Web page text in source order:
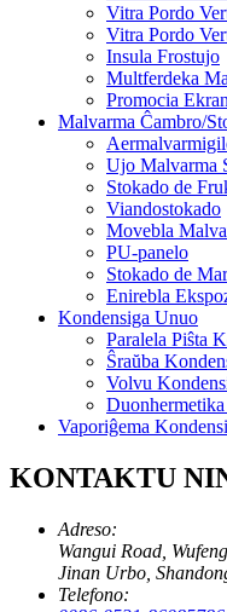
Vitra Pordo
Vitra Pordo
Insula Frostujo
Multferdeka
Promocia
Malvarma Ĉambro/
Ujo Malvarma
Stokado de
Viandostokado
Movebla
PU-panelo
Stokado de
Enirebla
Kondensiga Unuo
Paralela Piŝta
Ŝraŭba
Volvu
Vaporiĝema
KONTAKTU
Adreso:
Wangui Road,
Jinan Urbo,
Telefono: